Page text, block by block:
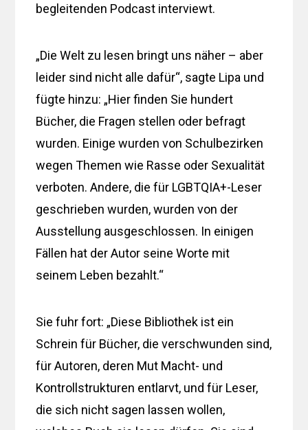
begleitenden Podcast interviewt.
„Die Welt zu lesen bringt uns näher – aber
leider sind nicht alle dafür“, sagte Lipa und
fügte hinzu: „Hier finden Sie hundert
Bücher, die Fragen stellen oder befragt
wurden. Einige wurden von Schulbezirken
wegen Themen wie Rasse oder Sexualität
verboten. Andere, die für LGBTQIA+-Leser
geschrieben wurden, wurden von der
Ausstellung ausgeschlossen. In einigen
Fällen hat der Autor seine Worte mit
seinem Leben bezahlt.“
Sie fuhr fort: „Diese Bibliothek ist ein
Schrein für Bücher, die verschwunden sind,
für Autoren, deren Mut Macht- und
Kontrollstrukturen entlarvt, und für Leser,
die sich nicht sagen lassen wollen,